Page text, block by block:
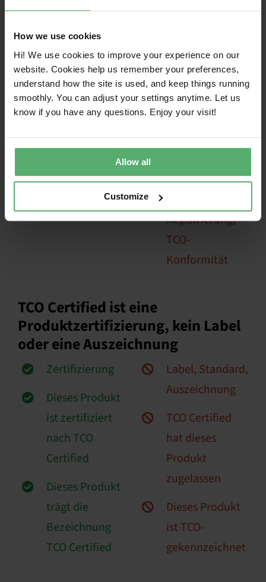
How we use cookies
Hi! We use cookies to improve your experience on our
website. Cookies help us remember your preferences,
understand how the site is used, and keep things running
smoothly. You can adjust your settings anytime. Let us
know if you have any questions. Enjoy your visit!
Allow all
Customize
TCO Certified, nicht TCO
Der Markenname TCO Certified muss in seiner
Gesamtheit verwendet werden.
TCO Certified
TCO, TCO-Label,
TCO-
Auszeichnung,
TCO-Option,
Registrierung,
TCO-
Konformität
TCO Certified ist eine
Produktzertifizierung, kein Label
oder eine Auszeichnung
Zertifizierung
Dieses Produkt
ist zertifiziert
nach TCO
Certified
Dieses Produkt
trägt die
Bezeichnung
TCO Certified
Label, Standard,
Auszeichnung
TCO Certified
hat dieses
Produkt
zugelassen
Dieses Produkt
ist TCO-
gekennzeichnet